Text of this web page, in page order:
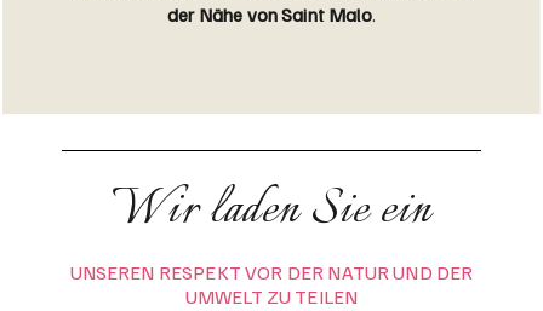
der Nähe von Saint Malo.
Wir laden Sie ein
UNSEREN RESPEKT VOR DER NATUR UND DER
UMWELT ZU TEILEN